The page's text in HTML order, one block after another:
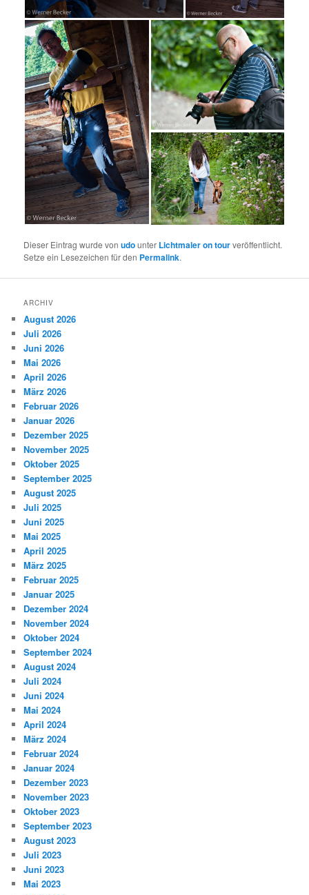
Dieser Eintrag wurde vonudounter Lichtmaler on tourveröffentlicht.
Setze ein Lesezeichen für den Permalink.
ARCHIV
August 2026
Juli 2026
Juni 2026
Mai 2026
April 2026
März 2026
Februar 2026
Januar 2026
Dezember 2025
November 2025
Oktober 2025
September 2025
August 2025
Juli 2025
Juni 2025
Mai 2025
April 2025
März 2025
Februar 2025
Januar 2025
Dezember 2024
November 2024
Oktober 2024
September 2024
August 2024
Juli 2024
Juni 2024
Mai 2024
April 2024
März 2024
Februar 2024
Januar 2024
Dezember 2023
November 2023
Oktober 2023
September 2023
August 2023
Juli 2023
Juni 2023
Mai 2023